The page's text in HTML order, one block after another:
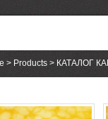
> Products > КАТАЛОГ